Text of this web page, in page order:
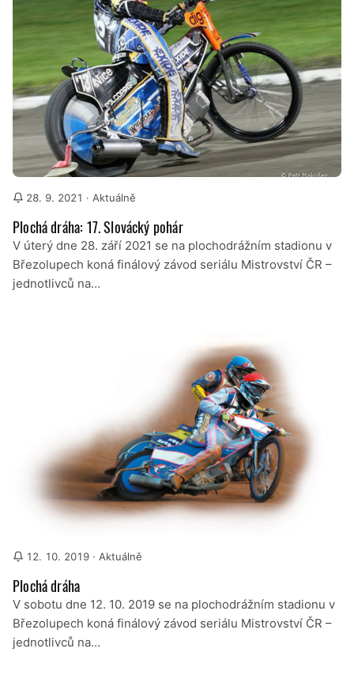
28. 9. 2021 · Aktuálně
Plochá dráha: 17. Slovácký pohár
V úterý dne 28. září 2021 se na plochodrážním stadionu v
Březolupech koná finálový závod seriálu Mistrovství ČR –
jednotlivců na…
12. 10. 2019 · Aktuálně
Plochá dráha
V sobotu dne 12. 10. 2019 se na plochodrážním stadionu v
Březolupech koná finálový závod seriálu Mistrovství ČR –
jednotlivců na…